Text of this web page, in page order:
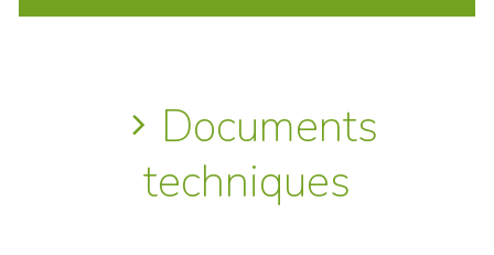
Documents
techniques